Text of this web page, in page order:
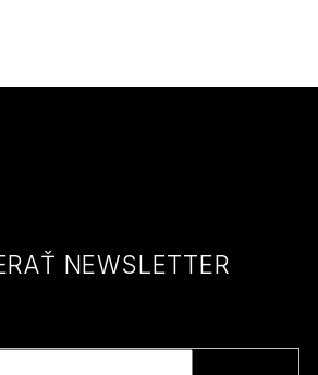
NEWSLETTER